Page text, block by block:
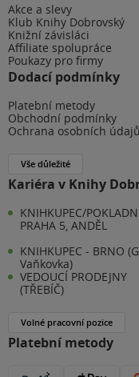
Akce a slevy
Klub Knihy Dobrovský
Knižní závisláci
Affiliate spolupráce
Poukazy pro firmy
Dodací podmínky
Platební metody
Obchodní podmínky
Ochrana osobních údajů
Vše důležité
Kariéra v Knihy
KNIHKUPEC/
PRAHA 5, ANDĚL
KNIHKUPEC - BRNO
Vaňkovka)
VEDOUCÍ PRODEJNY
(TŘEBÍČ)
Volné pracovní pozice
Platební metody